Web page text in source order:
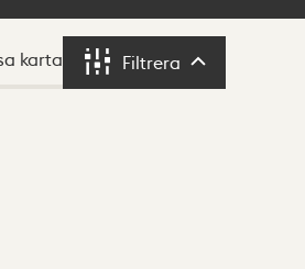
karta Filtrera Filtrera